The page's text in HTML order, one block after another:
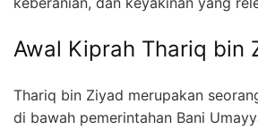
Awal Kiprah Thariq bin
Thariq bin Ziyad merupakan
di bawah pemerintahan Bani